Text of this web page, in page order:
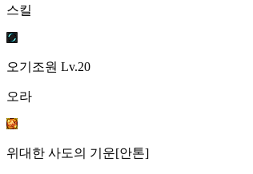
스킬
오기조원 Lv.20
오라
위대한 사도의 기운[안톤]